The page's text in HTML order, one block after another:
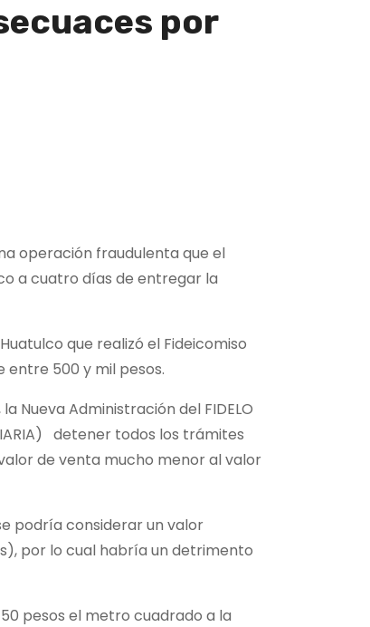
por
operación fraudulenta que el
a cuatro días de entregar la
que realizó el Fideicomiso
entre 500 y mil pesos.
Nueva Administración del FIDELO
detener todos los trámites
de venta mucho menor al valor
podría considerar un valor
por lo cual habría un detrimento
pesos el metro cuadrado a la